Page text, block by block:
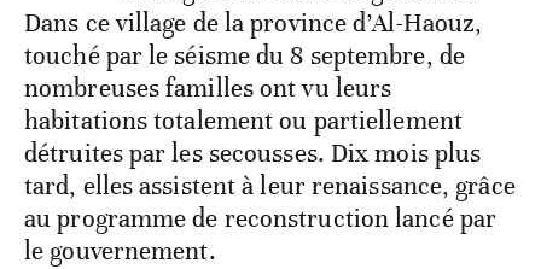
Dans ce village de la province d’Al-Haouz,
touché par le séisme du 8 septembre, de
nombreuses familles ont vu leurs
habitations totalement ou partiellement
détruites par les secousses. Dix mois plus
tard, elles assistent à leur renaissance, grâce
au programme de reconstruction lancé par
le gouvernement.